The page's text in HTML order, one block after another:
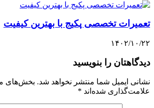
تعمیرات تخصصی پکیج با بهترین کیفیت
۱۴۰۲/۱۰/۲۲
دیدگاهتان را بنویسید
نشانی ایمیل شما منتشر نخواهد شد. بخش‌های
علامت‌گذاری شده‌اند *